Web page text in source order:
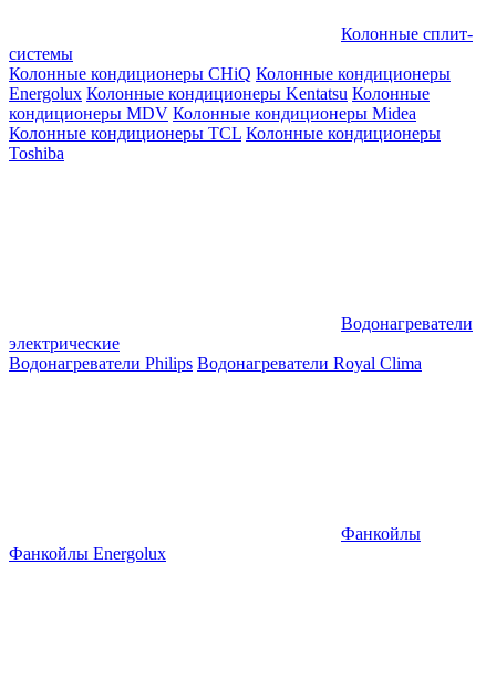
Колонные сплит-
системы
Колонные кондиционеры CHiQ Колонные кондиционеры
Energolux Колонные кондиционеры Kentatsu Колонные
кондиционеры MDV Колонные кондиционеры Midea
Колонные кондиционеры TCL Колонные кондиционеры
Toshiba
Водонагреватели
электрические
Водонагреватели Philips Водонагреватели Royal Clima
Фанкойлы
Фанкойлы Energolux